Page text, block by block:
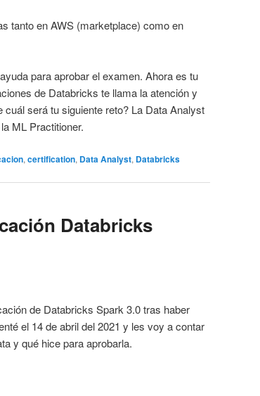
tanto en AWS (marketplace) como en
para aprobar el examen. Ahora es tu
de Databricks te llama la atención y
será tu siguiente reto? La Data Analyst
ML Practitioner.
, certification, Data Analyst, Databricks
Databricks
de Databricks Spark 3.0 tras haber
el 14 de abril del 2021 y les voy a contar
y qué hice para aprobarla.